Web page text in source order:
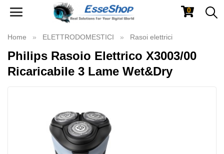
Toggle
0
Home ELETTRODOMESTICI Rasoi elettrici
Philips Rasoio Elettrico X3003/00
Ricaricabile 3 Lame Wet&Dry